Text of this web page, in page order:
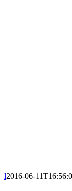
l2016-06-